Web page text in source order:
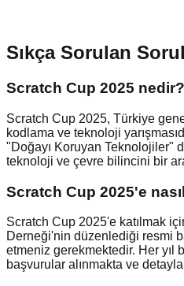
Sıkça Sorulan
Scratch Cup 2025 nedir?
Scratch Cup 2025, Türkiye
kodlama ve teknoloji
"Doğayı Koruyan Teknolojiler"
teknoloji ve çevre bilincini bir
Scratch Cup 2025'e
Scratch Cup 2025'e katılmak
Derneği'nin düzenlediği resmi
etmeniz gerekmektedir. Her yıl
başvurular alınmakta ve